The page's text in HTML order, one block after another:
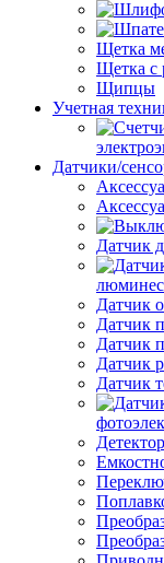
Щетка
Щетка с
Щипцы
Учетная
Датчики/
Датчик
Датчик
Датчик
Датчик
Датчик
Датчик